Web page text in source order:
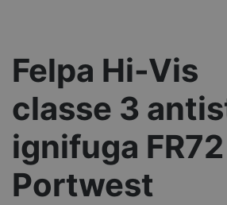
Felpa Hi-Vis
classe 3
ignifuga FR72
Portwest